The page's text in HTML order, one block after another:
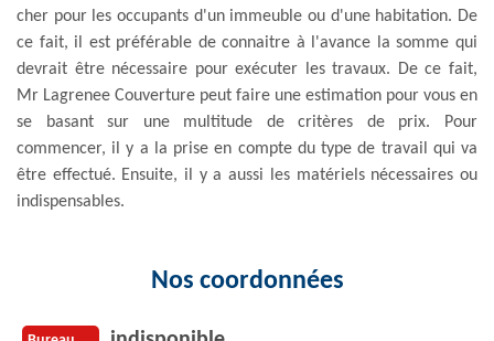
cher pour les occupants d'un immeuble ou d'une habitation. De
ce fait, il est préférable de connaitre à l'avance la somme qui
devrait être nécessaire pour exécuter les travaux. De ce fait,
Mr Lagrenee Couverture peut faire une estimation pour vous en
se basant sur une multitude de critères de prix. Pour
commencer, il y a la prise en compte du type de travail qui va
être effectué. Ensuite, il y a aussi les matériels nécessaires ou
indispensables.
Nos coordonnées